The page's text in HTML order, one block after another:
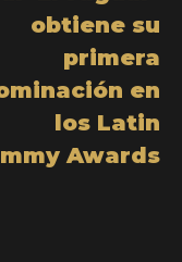
obtiene su
primera
en
los Latin
Awards